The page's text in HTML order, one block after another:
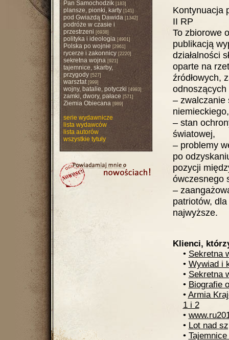
Pan Samochodzik[183]
plansze, pionki, karty[141]
pod Gwiazdą Dawida[1342]
podróże w czasie i
przestrzeni [6938]
polityka i ideologia[4901]
Polska po wojnie [2961]
rycerze i zakonnicy[2220]
sekretna wojna[921]
tajemnice, skarby,
przygody[527]
warsztat[999]
wojny, batalie, potyczki [4993]
zamki, dwory, pałace [571]
Ziemia Obiecana[989]
serie wydawnicze
lista wydawców
lista autorów
wszystkie tytuły
Kontynuacja
II RP
To zbiorowe
publikacją
działalności
oparte na
źródłowych,
– zwalczanie
– stan
światowej,
– problemy
po
pozycji
ówczesnego
–
patriotów,
najwyższe.
Klienci,
• Sekretna
• Wywiad i
• Sekretna
• Biografie
• Armia
1 i 2
•
• Lot nad
•